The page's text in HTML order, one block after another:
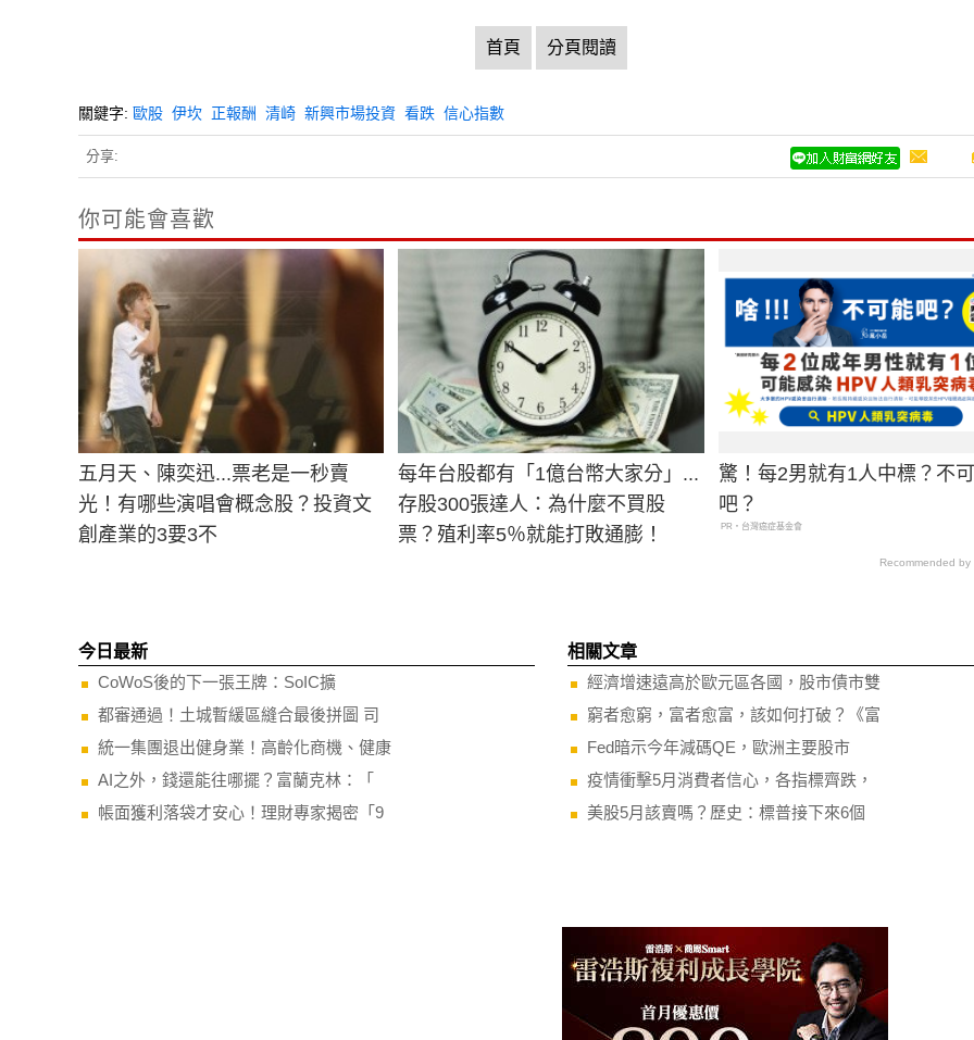
首頁 分頁閱讀
關鍵字: 歐股 伊坎 正報酬 清崎 新興市場投資 看跌 信心指數
分享:
你可能會喜歡
五月天、陳奕迅...票老是一秒賣
光！有哪些演唱會概念股？投資文
創產業的3要3不
每年台股都有「1億台幣大家分」...
存股300張達人：為什麼不買股
票？殖利率5％就能打敗通膨！
驚！每2男就有1人中標？不
吧？
PR・台灣癌症基金會
Recommended by
今日最新
CoWoS後的下一張王牌：SoIC擴
都審通過！土城暫緩區縫合最後拼圖 司
統一集團退出健身業！高齡化商機、健康
AI之外，錢還能往哪擺？富蘭克林：「
帳面獲利落袋才安心！理財專家揭密「9
相關文章
經濟增速遠高於歐元區各國，股市債市雙
窮者愈窮，富者愈富，該如何打破？《富
Fed暗示今年減碼QE，歐洲主要股市
疫情衝擊5月消費者信心，各指標齊跌，
美股5月該賣嗎？歷史：標普接下來6個